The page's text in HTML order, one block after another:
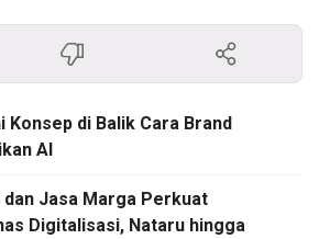
Konsep di Balik Cara Brand
AI
Jasa Marga Perkuat
Digitalisasi, Nataru hingga